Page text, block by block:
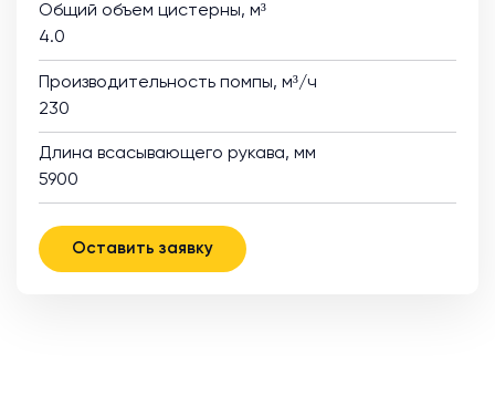
Общий объем цистерны, м³
4.0
Производительность помпы, м³/ч
230
Длина всасывающего рукава, мм
5900
Оставить заявку